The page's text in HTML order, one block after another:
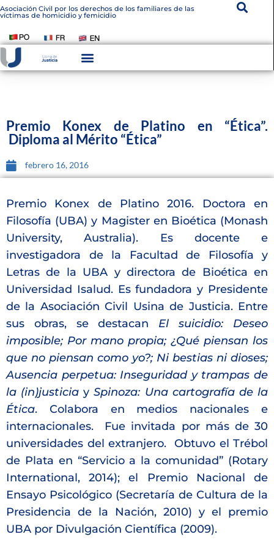
Asociación Civil por los derechos de los familiares de las
víctimas de homicidio y femicidio
Premio Konex de Platino en “Ética”.
Diploma al Mérito “Ética”
febrero 16, 2016
Premio Konex de Platino 2016. Doctora en
Filosofía (UBA) y Magister en Bioética (Monash
University, Australia). Es docente e
investigadora de la Facultad de Filosofía y
Letras de la UBA y directora de Bioética en
Universidad Isalud. Es fundadora y Presidente
de la Asociación Civil Usina de Justicia. Entre
sus obras, se destacan El suicidio: Deseo
imposible; Por mano propia; ¿Qué piensan los
que no piensan como yo?; Ni bestias ni dioses;
Ausencia perpetua: Inseguridad y trampas de
la (in)justiciay Spinoza: Una cartografía de la
Ética. Colabora en medios nacionales e
internacionales. Fue invitada por más de 30
universidades del extranjero. Obtuvo el Trébol
de Plata en “Servicio a la comunidad” (Rotary
International, 2014); el Premio Nacional de
Ensayo Psicológico (Secretaría de Cultura de la
Presidencia de la Nación, 2010) y el premio
UBA por Divulgación Científica (2009).